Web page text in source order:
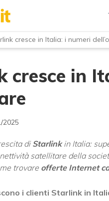
cresce in Italia: i numeri
cresce in
2025
di Starlinkin Italia:
satellitare della
trovare offerte Internet
i clienti Starlink in